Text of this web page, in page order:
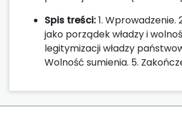
Spis treści:1. Wprowadzenie.
jako porządek władzy i
legitymizacji władzy
Wolność sumienia. 5.